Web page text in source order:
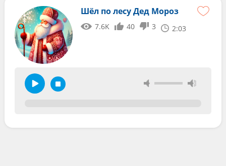
Шёл по лесу Дед Мороз
7.6K 40 3 2:03